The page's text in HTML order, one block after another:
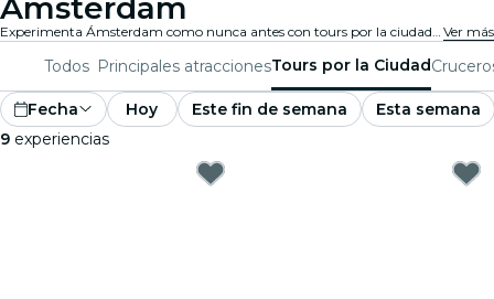
Ámsterdam
Experimenta Ámsterdam como nunca antes con tours por la ciudad y paquetes turísticos. Mientras exploras los famosos monumentos, gemas escondidas y puntos de interés locales de Ámsterdam, descubrirás las historias que dan vida a la ciudad. Ver más
Todos Principales atraccionesTours por la Ciudad
Fecha Hoy Este fin de semana
Esta semana
9 experiencias